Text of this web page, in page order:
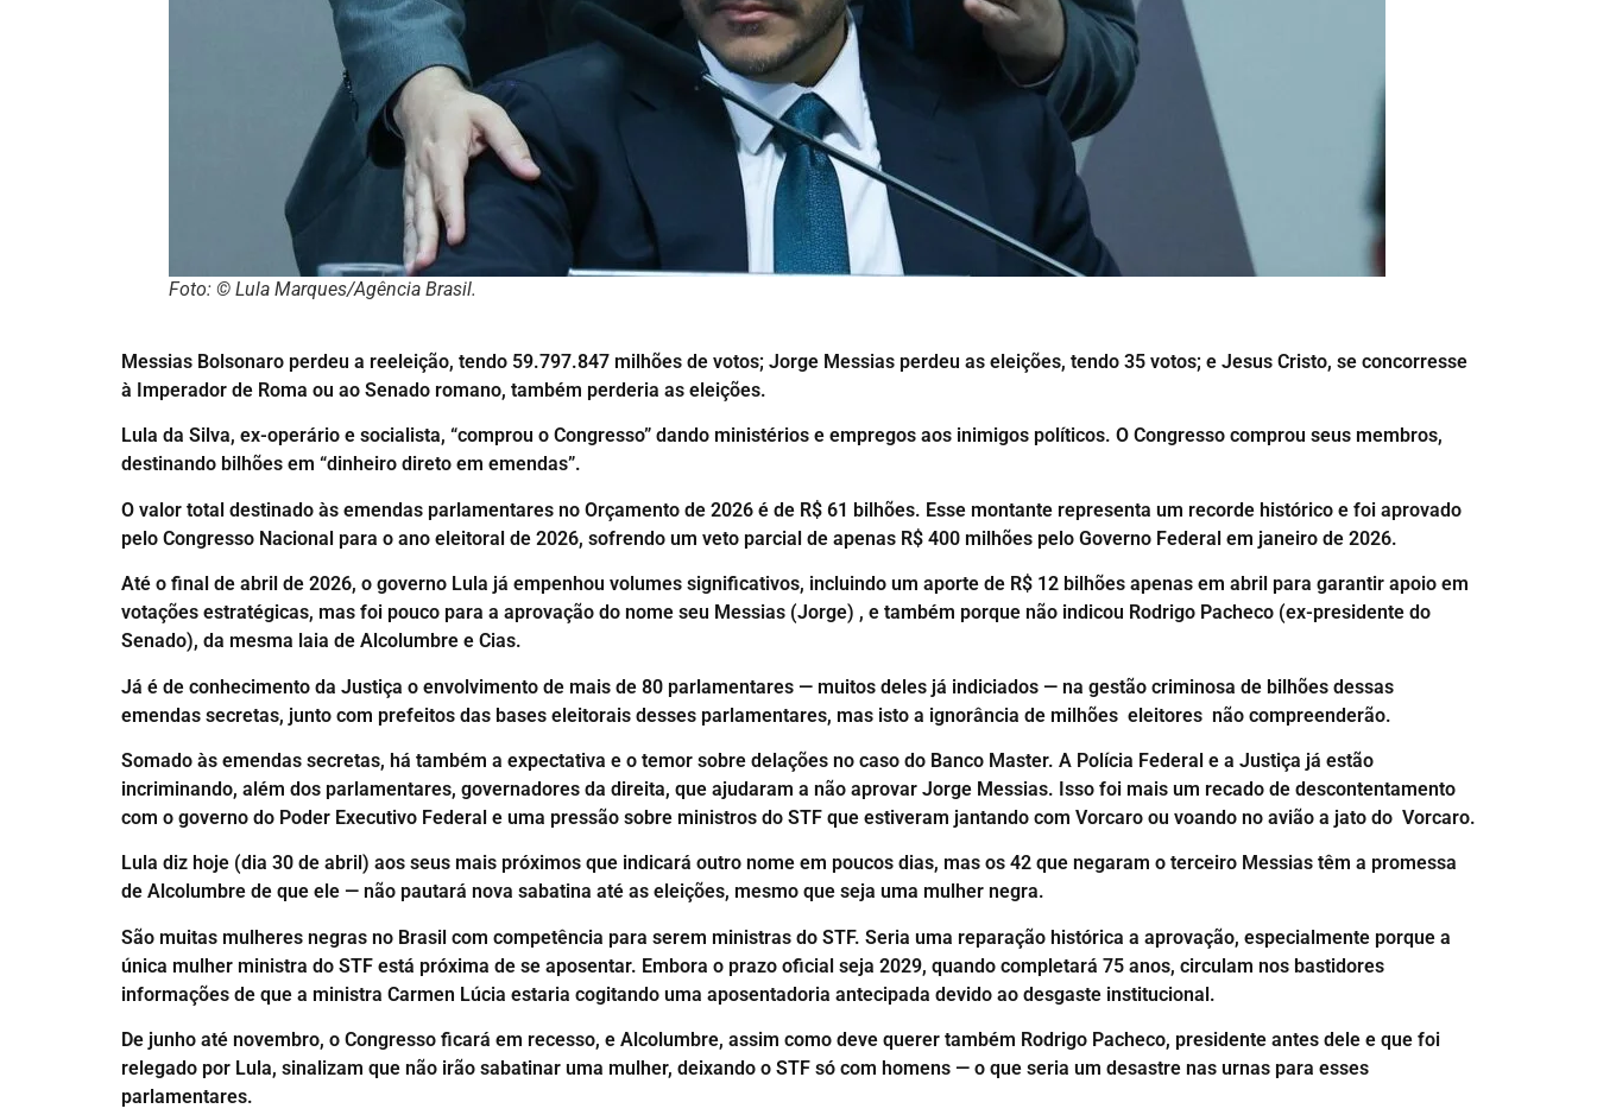
Foto: © Lula Marques/Agência Brasil.
Messias Bolsonaro perdeu a reeleição, tendo 59.797.847 milhões de votos; Jorge Messias perdeu as eleições, tendo 35 votos; e Jesus Cristo, se concorresse
à Imperador de Roma ou ao Senado romano, também perderia as eleições.
Lula da Silva, ex-operário e socialista, “comprou o Congresso” dando ministérios e empregos aos inimigos políticos. O Congresso comprou seus membros,
destinando bilhões em “dinheiro direto em emendas”.
O valor total destinado às emendas parlamentares no Orçamento de 2026 é de R$ 61 bilhões. Esse montante representa um recorde histórico e foi aprovado
pelo Congresso Nacional para o ano eleitoral de 2026, sofrendo um veto parcial de apenas R$ 400 milhões pelo Governo Federal em janeiro de 2026.
Até o final de abril de 2026, o governo Lula já empenhou volumes significativos, incluindo um aporte de R$ 12 bilhões apenas em abril para garantir apoio em
votações estratégicas, mas foi pouco para a aprovação do nome seu Messias (Jorge) , e também porque não indicou Rodrigo Pacheco (ex-presidente do
Senado), da mesma laia de Alcolumbre e Cias.
Já é de conhecimento da Justiça o envolvimento de mais de 80 parlamentares — muitos deles já indiciados — na gestão criminosa de bilhões dessas
emendas secretas, junto com prefeitos das bases eleitorais desses parlamentares, mas isto a ignorância de milhões eleitores não compreenderão.
Somado às emendas secretas, há também a expectativa e o temor sobre delações no caso do Banco Master. A Polícia Federal e a Justiça já estão
incriminando, além dos parlamentares, governadores da direita, que ajudaram a não aprovar Jorge Messias. Isso foi mais um recado de descontentamento
com o governo do Poder Executivo Federal e uma pressão sobre ministros do STF que estiveram jantando com Vorcaro ou voando no avião a jato do Vorcaro.
Lula diz hoje (dia 30 de abril) aos seus mais próximos que indicará outro nome em poucos dias, mas os 42 que negaram o terceiro Messias têm a promessa
de Alcolumbre de que ele — não pautará nova sabatina até as eleições, mesmo que seja uma mulher negra.
São muitas mulheres negras no Brasil com competência para serem ministras do STF. Seria uma reparação histórica a aprovação, especialmente porque a
única mulher ministra do STF está próxima de se aposentar. Embora o prazo oficial seja 2029, quando completará 75 anos, circulam nos bastidores
informações de que a ministra Carmen Lúcia estaria cogitando uma aposentadoria antecipada devido ao desgaste institucional.
De junho até novembro, o Congresso ficará em recesso, e Alcolumbre, assim como deve querer também Rodrigo Pacheco, presidente antes dele e que foi
relegado por Lula, sinalizam que não irão sabatinar uma mulher, deixando o STF só com homens — o que seria um desastre nas urnas para esses
parlamentares.